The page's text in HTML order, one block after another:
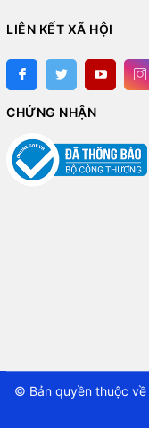
LIÊN KẾT XÃ HỘI
CHỨNG NHẬN
© Bản quyền thuộc về